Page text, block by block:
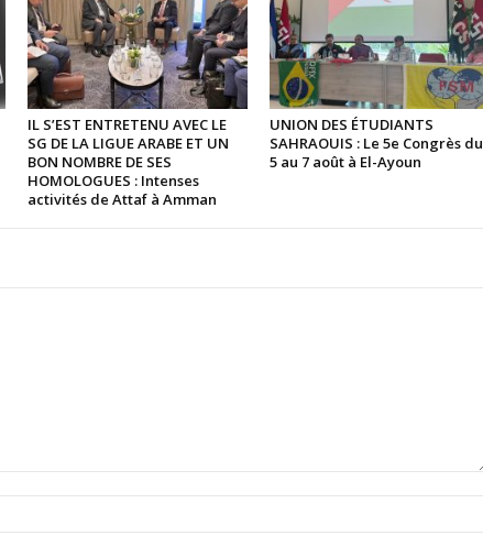
IL S’EST ENTRETENU AVEC LE
SG DE LA LIGUE ARABE ET UN
BON NOMBRE DE SES
HOMOLOGUES : Intenses
activités de Attaf à Amman
UNION DES ÉTUDIANTS
SAHRAOUIS : Le 5e Congrès du
5 au 7 août à El-Ayoun